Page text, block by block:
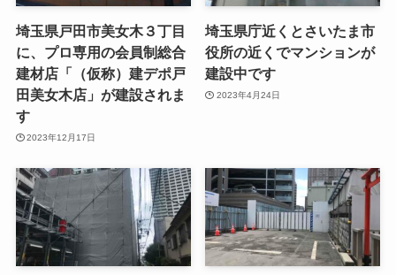
埼玉県戸田市美女木３丁目
に、プロ専用の会員制総合
建材店「（仮称）建デポ戸
田美女木店」が建設されま
す
2023年12月17日
埼玉県庁近くとさいたま市
役所の近くでマンションが
建設中です
2023年4月24日